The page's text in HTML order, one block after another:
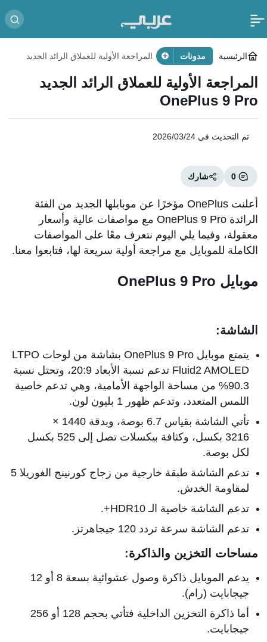
الرئيسية مدونات
المراجعة الأولية للعملاق الرائد الجديد
المراجعة الأولية للعملاق الرائد الجديد
OnePlus 9 Pro
تم التحديث في 2026/03/24
0 شارك
أعلنت OnePlus مؤخرًا عن موبايلها الجديد من الفئة
الرائدة OnePlus 9 Pro مع مواصفات عالية وأسعار
معقولة، وفيما يلي اليوم نتعرف معًا على المواصفات
الكاملة للموبايل مع مراجعة أولية سريعة لها، فتابعوا معنا.
موبايل OnePlus 9 Pro
الشاشة:
يتمتع موبايل OnePlus 9 Pro بشاشة من لوحات LTPO
Fluid2 AMOLED تدعم نسبة الأبعاد 20:9، وتحتل نسبة
90.3% من مساحة الواجهة الأمامية، وهي تدعم خاصية
اللمس المتعدد، وتدعم ظهور 1 بليون لون.
تأتي الشاشة بقياس 6.7 بوصة، وبدقة 1440 ×
3216 بكسل، وكثافة بيكسلات تصل إلى 525 بكسل
لكل بوصة.
تدعم الشاشة طبقة خارجية من زجاج كورنينج الغوريلا 5
لمقاومة الخدش.
تدعم الشاشة خاصية الـ HDR10+.
تدعم الشاشة سرعة تردد 120 جيجاهرتز.
مساحات التخزين والذاكرة:
يدعم الموبايل ذاكرة وصول عشوائية بسعة 8 أو 12
جيجابايت (رام).
أما ذاكرة التخزين الداخلية فتأتي بحجم 128 أو 256
جيجابايت.